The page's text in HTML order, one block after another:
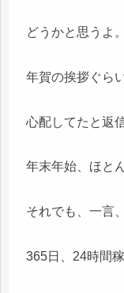
どうかと思うよ。
年賀の挨拶ぐら
心配してたと返
年末年始、ほと
それでも、一言
365日、24時間稼